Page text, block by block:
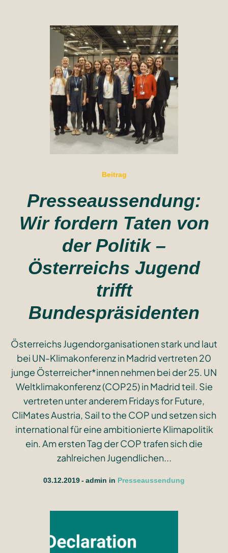
Beitrag
Presseaussendung:
Wir fordern Taten von
der Politik –
Österreichs Jugend
trifft
Bundespräsidenten
Österreichs Jugendorganisationen stark und laut
bei UN-Klimakonferenz in Madrid vertreten 20
junge Österreicher*innen nehmen bei der 25. UN
Weltklimakonferenz (COP25) in Madrid teil. Sie
vertreten unter anderem Fridays for Future,
CliMates Austria, Sail to the COP und setzen sich
international für eine ambitionierte Klimapolitik
ein. Am ersten Tag der COP trafen sich die
zahlreichen Jugendlichen...
03.12.2019 admin in Presseaussendung